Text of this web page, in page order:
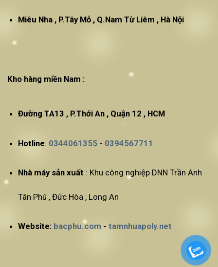
Miêu Nha , P.Tây Mỗ , Q.Nam Từ Liêm , Hà Nội
Kho hàng miền Nam :
Đường TA13 , P.Thới An , Quận 12 , HCM
Hotline: 0344061355- 0394567711
Nhà máy sản xuất : Khu công nghiệp DNN Trần Anh
Tân Phú , Đức Hòa , Long An
Website: bacphu.com - tamnhuapoly.net